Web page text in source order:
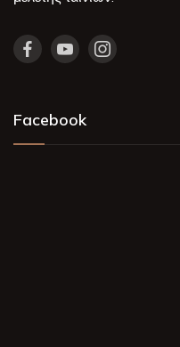
Facebook